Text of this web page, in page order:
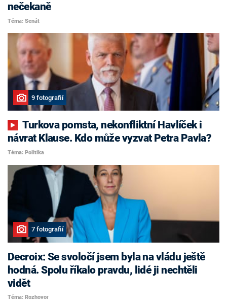
nečekaně
Téma: Senát
9 fotografií
Turkova pomsta, nekonfliktní Havlíček i
návrat Klause. Kdo může vyzvat Petra Pavla?
Téma: Politika
7 fotografií
Decroix: Se svoločí jsem byla na vládu ještě
hodná. Spolu říkalo pravdu, lidé ji nechtěli
vidět
Téma: Rozhovor